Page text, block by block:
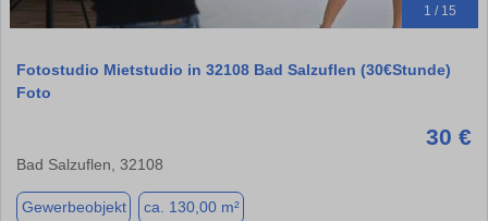
1 / 15
Fotostudio Mietstudio in 32108 Bad Salzuflen (30€Stunde)
Foto
30 €
Bad Salzuflen, 32108
Gewerbeobjekt ca. 130,00 m²